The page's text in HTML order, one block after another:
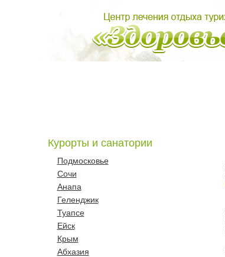
Курорты и санатории
Подмосковье
Сочи
Анапа
Геленджик
Туапсе
Ейск
Крым
Абхазия